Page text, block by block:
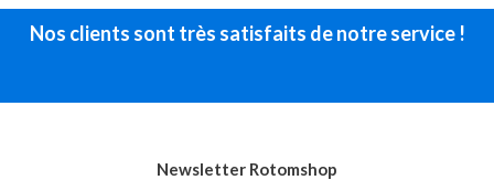
Nos clients sont très satisfaits de notre service !
Newsletter Rotomshop